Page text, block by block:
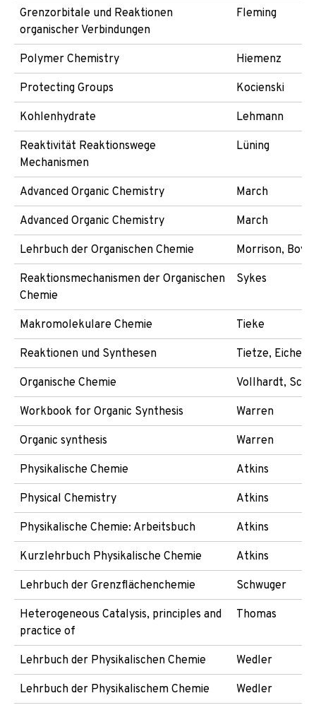
Grenzorbitale und Reaktionen
organischer Verbindungen
Fleming
Polymer Chemistry
Hiemenz
Protecting Groups
Kocienski
Kohlenhydrate
Lehmann
Reaktivität Reaktionswege
Mechanismen
Lüning
Advanced Organic Chemistry
March
Advanced Organic Chemistry
March
Lehrbuch der Organischen Chemie
Morrison, Boyd
Reaktionsmechanismen der Organischen
Chemie
Sykes
Makromolekulare Chemie
Tieke
Reaktionen und Synthesen
Tietze, Eicher
Organische Chemie
Vollhardt,
Workbook for Organic Synthesis
Warren
Organic synthesis
Warren
Physikalische Chemie
Atkins
Physical Chemistry
Atkins
Physikalische Chemie: Arbeitsbuch
Atkins
Kurzlehrbuch Physikalische Chemie
Atkins
Lehrbuch der Grenzflächenchemie
Schwuger
Heterogeneous Catalysis, principles and
practice of
Thomas
Lehrbuch der Physikalischen Chemie
Wedler
Lehrbuch der Physikalischem Chemie
Wedler